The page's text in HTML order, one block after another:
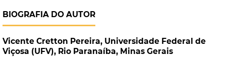
BIOGRAFIA DO AUTOR
Vicente Cretton Pereira, Universidade Federal de
Viçosa (UFV), Rio Paranaíba, Minas Gerais